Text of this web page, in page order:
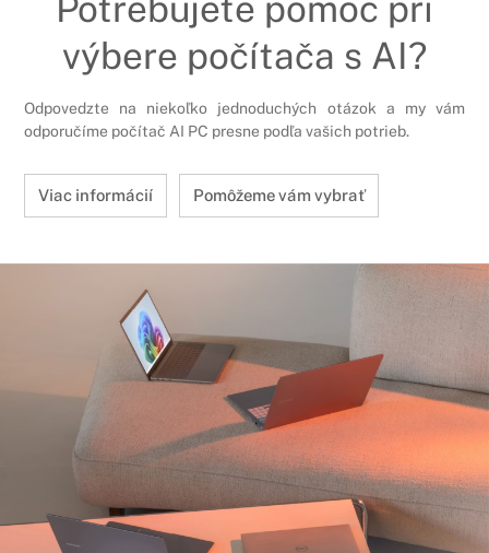
výbere počítača s AI?
Odpovedzte na niekoľko jednoduchých otázok a my vám
odporučíme počítač AI PC presne podľa vašich potrieb.
Viac informácií Pomôžeme vám vybrať